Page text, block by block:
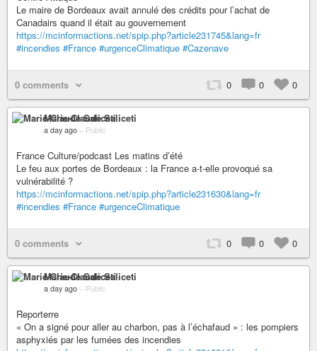
Le maire de Bordeaux avait annulé des crédits pour l’achat de
Canadairs quand il était au gouvernement
https://mcinformactions.net/spip.php?article231745&lang=fr
#incendies #France #urgenceClimatique #Cazenave
0 comments 0 0 0
Marie-Claude Saliceti
a day ago – Public
France Culture/podcast Les matins d’été
Le feu aux portes de Bordeaux : la France a-t-elle provoqué sa
vulnérabilité ?
https://mcinformactions.net/spip.php?article231630&lang=fr
#incendies #France #urgenceClimatique
0 comments 0 0 0
Marie-Claude Saliceti
a day ago – Public
Reporterre
« On a signé pour aller au charbon, pas à l’échafaud » : les pompiers
asphyxiés par les fumées des incendies